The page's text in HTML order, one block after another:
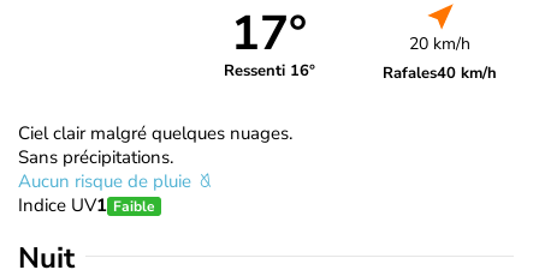
17°
Ressenti 16°
20 km/h
Rafales40 km/h
Ciel clair malgré quelques nuages.
Sans précipitations.
Aucun risque de pluie
Indice UV1 Faible
Nuit